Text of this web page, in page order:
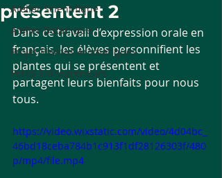
Atelier Scientifique
Atelier Botanique
Projet Plantes Aromatiques
Petits Entrepreneurs
présentent 2
Dans ce travail d’expression orale en
français, les élèves personnifient les
plantes qui se présentent et
partagent leurs bienfaits pour nous
tous.
https://video.wixstatic.com/video/4d04bc_
46bd18ceba784b1c913f1df28126303f/480
p/mp4/file.mp4